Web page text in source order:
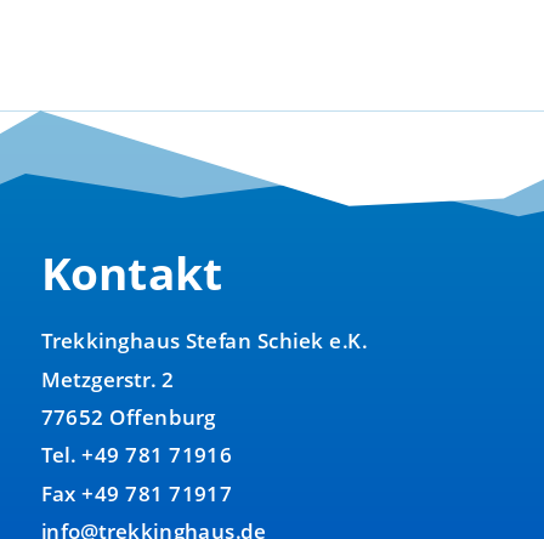
Kontakt
Trekkinghaus Stefan Schiek e.K.
Metzgerstr. 2
77652 Offenburg
Tel. +49 781 71916
Fax +49 781 71917
info@trekkinghaus.de